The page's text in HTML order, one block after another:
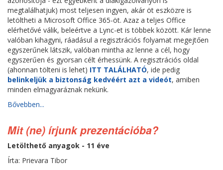
megtalálhatjuk) most teljesen ingyen, akár öt eszközre is
letöltheti a Microsoft Office 365-öt. Azaz a teljes Office
elérhetővé válik, beleértve a Lync-et is többek között. Kár lenne
valóban kihagyni, ráadásul a regisztrációs folyamat megejtően
egyszerűnek látszik, valóban mintha az lenne a cél, hogy
egyszerűen és gyorsan célt érhessünk. A regisztrációs oldal
(ahonnan tölteni is lehet) ITT TALÁLHATÓ, ide pedig
belinkeljük a biztonság kedvéért azt a videót, amiben
minden elmagyaráznak nekünk.
Bővebben...
Mit (ne) írjunk prezentációba?
Letölthető anyagok - 11 éve
Írta: Prievara Tibor